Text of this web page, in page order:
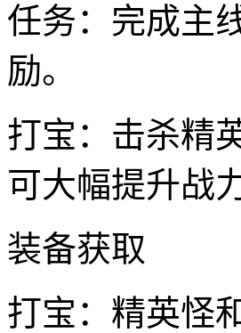
任务：完成主
励。
打宝：击杀精
可大幅提升战力
装备获取
打宝：精英怪